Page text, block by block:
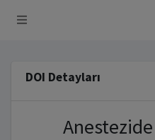
DOI Detayları